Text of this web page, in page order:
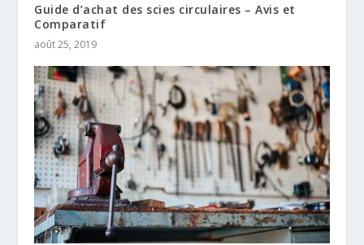
Guide d’achat des scies circulaires – Avis et
Comparatif
août 25, 2019